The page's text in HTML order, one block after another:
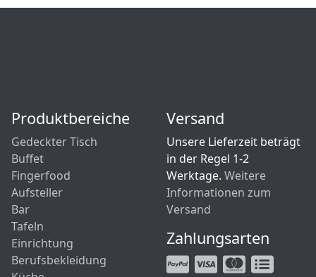
Produktbereiche
Gedeckter Tisch
Buffet
Fingerfood
Aufsteller
Bar
Tafeln
Einrichtung
Berufsbekleidung
Versand
Unsere Lieferzeit beträgt
in der Regel 1-2
Werktage. Weitere
Informationen zum
Versand
Zahlungsarten